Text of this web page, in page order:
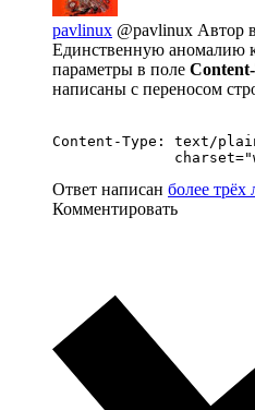
pavlinux @pavlinux Автор
Единственную аномалию
параметры в поле
написаны с переносом
Content-Type: text/
Ответ написан более трёх
Комментировать